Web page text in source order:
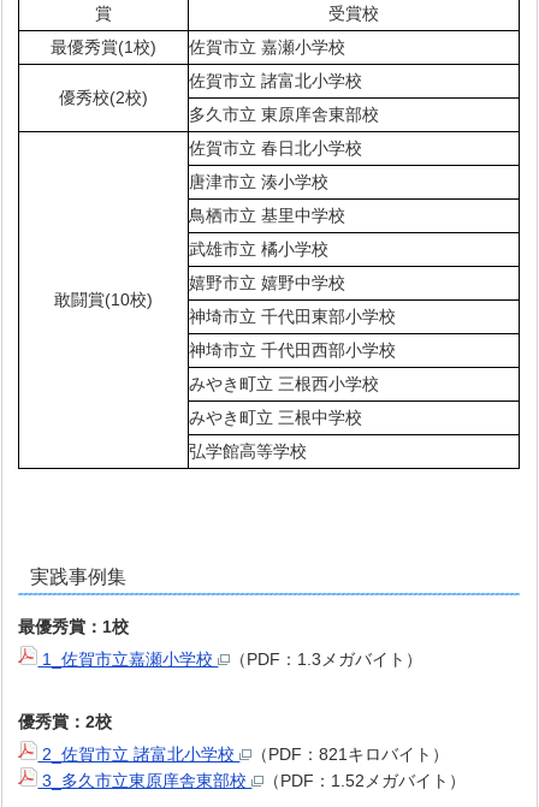
賞
受賞校
最優秀賞(1校)
佐賀市立 嘉瀬小学校
優秀校(2校)
佐賀市立 諸富北小学校
多久市立 東原庠舎東部校
敢闘賞(10校)
佐賀市立 春日北小学校
唐津市立 湊小学校
鳥栖市立 基里中学校
武雄市立 橘小学校
嬉野市立 嬉野中学校
神埼市立 千代田東部小学校
神埼市立 千代田西部小学校
みやき町立 三根西小学校
みやき町立 三根中学校
弘学館高等学校
実践事例集
最優秀賞：1校
1_佐賀市立嘉瀬小学校
（PDF：1.3メガバイト）
優秀賞：2校
2_佐賀市立 諸富北小学校
（PDF：821キロバイト）
3_多久市立東原庠舎東部校
（PDF：1.52メガバイト）